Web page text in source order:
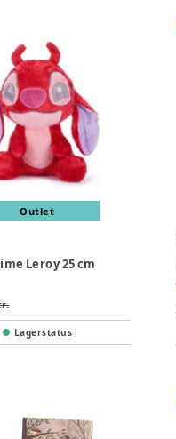
Outlet
Leroy 25 cm
Lagerstatus